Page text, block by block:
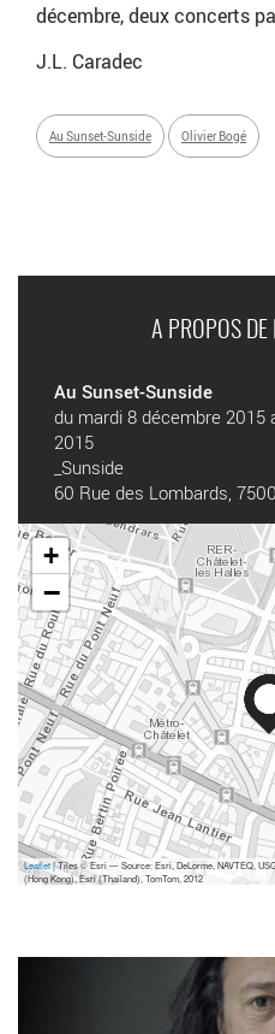
décembre, deux concerts
J.L. Caradec
Au Sunset-Sunside Olivier Bogé
A PROPOS DE
Au Sunset-Sunside
du mardi 8 décembre 2015
2015
_Sunside
60 Rue des Lombards,
+
−
Leaflet| Tiles © Esri — Source: Esri, DeLorme, NAVTEQ,
(Hong Kong), Esri (Thailand), TomTom, 2012